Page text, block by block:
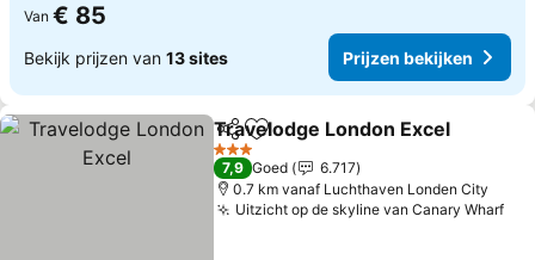
Van € 85
Bekijk prijzen van 13 sites Prijzen bekijken
DelenToevoegen aan favorieten
Travelodge London Excel
3 Sterren
7,9 Goed
6.717
0.7 km vanaf Luchthaven Londen City
Uitzicht op de skyline van Canary Wharf